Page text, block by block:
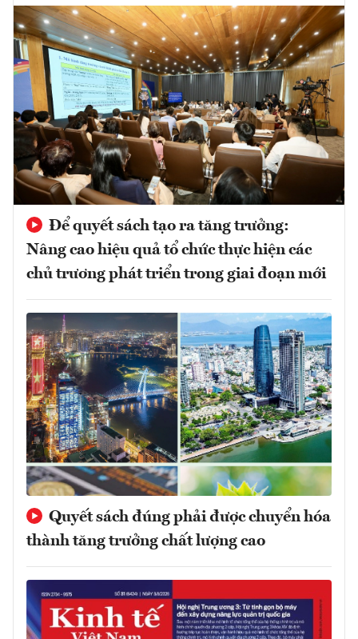
Để quyết sách tạo ra tăng trưởng:
Nâng cao hiệu quả tổ chức thực hiện các
chủ trương phát triển trong giai đoạn mới
Quyết sách đúng phải được chuyển hóa
thành tăng trưởng chất lượng cao